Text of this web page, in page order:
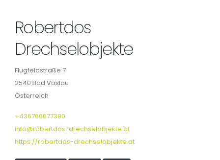
Robertdos
Drechselobjekte
Flugfeldstraße 7
2540 Bad Vöslau
Österreich
+436766677380
info@robertdos-drechselobjekte.at
https://robertdos-drechselobjekte.at